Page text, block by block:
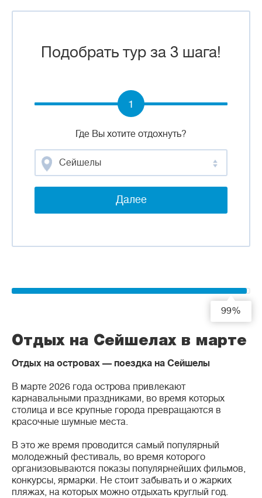
Подобрать тур за 3 шага!
Где Вы хотите отдохнуть?
Сейшелы
Далее
1
99%
Отдых на Сейшелах в марте
Отдых на островах — поездка на Сейшелы
В марте 2026 года острова привлекают
карнавальными праздниками, во время которых
столица и все крупные города превращаются в
красочные шумные места.
В это же время проводится самый популярный
молодежный фестиваль, во время которого
организовываются показы популярнейших фильмов,
конкурсы, ярмарки. Не стоит забывать и о жарких
пляжах, на которых можно отдыхать круглый год.